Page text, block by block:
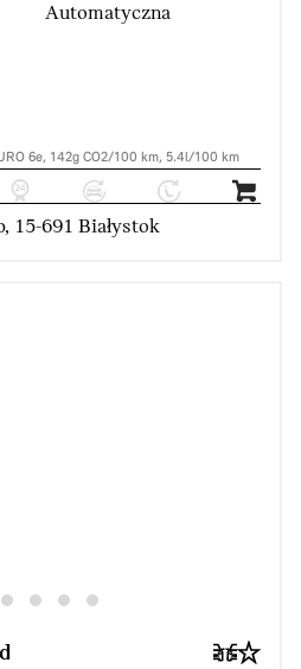
Automatyczna
6e, 142g CO2/100 km, 5.4l/100 km
15-691 Białystok